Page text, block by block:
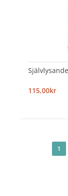
115,00kr
1